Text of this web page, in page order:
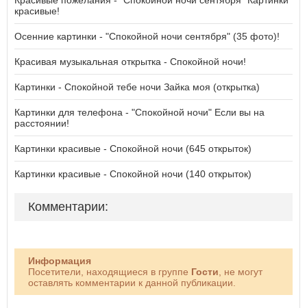
красивые!
Осенние картинки - "Спокойной ночи сентября" (35 фото)!
Красивая музыкальная открытка - Спокойной ночи!
Картинки - Спокойной тебе ночи Зайка моя (открытка)
Картинки для телефона - "Спокойной ночи" Если вы на
расстоянии!
Картинки красивые - Спокойной ночи (645 открыток)
Картинки красивые - Спокойной ночи (140 открыток)
Комментарии:
Информация
Посетители, находящиеся в группе Гости , не могут
оставлять комментарии к данной публикации.